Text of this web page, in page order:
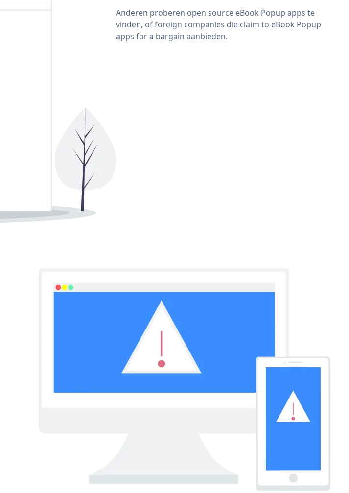
Anderen proberen open source eBook Popup apps te
vinden, of foreign companies die claim to eBook Popup
apps for a bargain aanbieden.